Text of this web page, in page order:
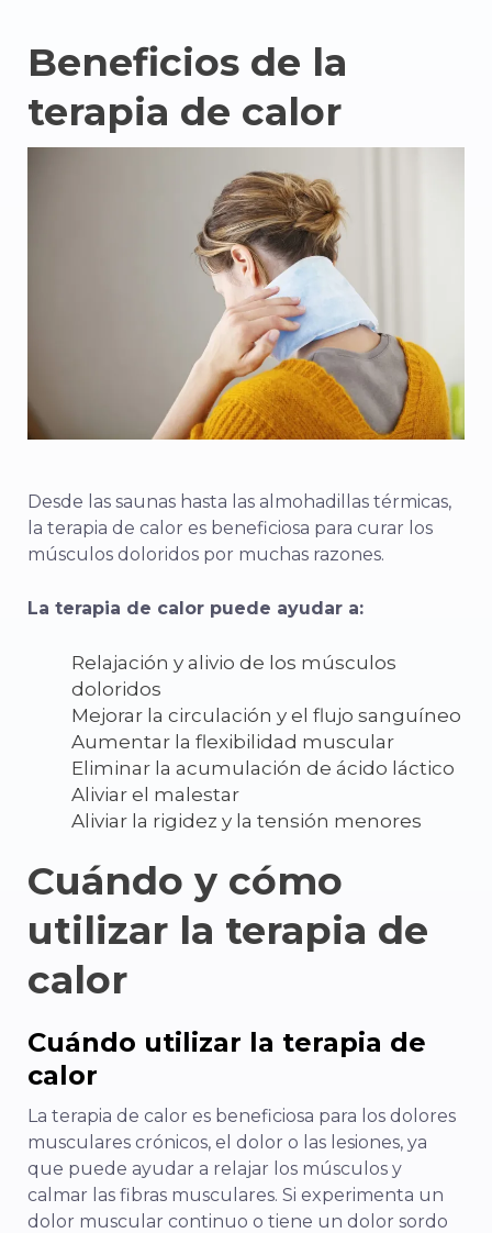
Beneficios de la
terapia de calor
Desde las saunas hasta las almohadillas térmicas,
la terapia de calor es beneficiosa para curar los
músculos doloridos por muchas razones.
La terapia de calor puede ayudar a:
Relajación y alivio de los músculos
doloridos
Mejorar la circulación y el flujo sanguíneo
Aumentar la flexibilidad muscular
Eliminar la acumulación de ácido láctico
Aliviar el malestar
Aliviar la rigidez y la tensión menores
Cuándo y cómo
utilizar la terapia de
calor
Cuándo utilizar la terapia de
calor
La terapia de calor es beneficiosa para los dolores
musculares crónicos, el dolor o las lesiones, ya
que puede ayudar a relajar los músculos y
calmar las fibras musculares. Si experimenta un
dolor muscular continuo o tiene un dolor sordo